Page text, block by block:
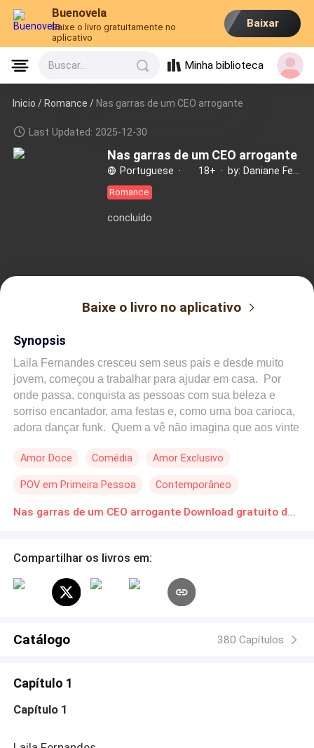
Buenovela
Baixe o livro gratuitamente no
aplicativo
Baixar
Buscar... Minha biblioteca
Inicio /Romance / Nas garras de um CEO arrogante
Last Updated: 2025-12-30
Nas garras de um CEO arrogante
Portuguese · 18+ ·
Romance
concluído
Baixe o livro no aplicativo
Synopsis
Laila Fernandes cresceu sem seus pais e desde muito
jovem, começou a trabalhar para ajudar em casa. Por
onde passa, conquista as pessoas com sua beleza e
sorriso encantador, ama festas e, como uma boa carioca,
adora dançar funk. Quem a vê não imagina que aos vinte
casar. Quando sua tia e única família morre, Laila se vê
vai para os Estados Unidos com ela. Mas o que parecia
ser o início de um futuro promissor se torna um pesadelo,
de dois meninos lindos na família Watson. Laila cria uma
trabalho. Collin Watson se tornou o presidente da
empresa da família há quatro anos, após assumir o lugar
arrogante, de temperamento difícil, mas com uma beleza
casa com sua noiva, não esperava encontrar uma deusa
verdes, boca carnuda, um corpo escultural e sorriso
Amor Doce Comédia Amor Exclusivo
POV em Primeira Pessoa Contemporâneo
Amor Puro Nas garras de um CEO arrogante Download gratuito de Novelas Online em PDF
Compartilhar os livros em:
Catálogo 380 Capítulos
Capítulo 1
Capítulo 1